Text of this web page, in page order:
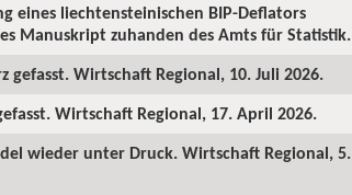
eines liechtensteinischen BIP-Deflators
Manuskript zuhanden des Amts für Statistik.
Wirtschaft Regional, 10. Juli 2026.
Wirtschaft Regional, 17. April 2026.
wieder unter Druck. Wirtschaft Regional, 5.